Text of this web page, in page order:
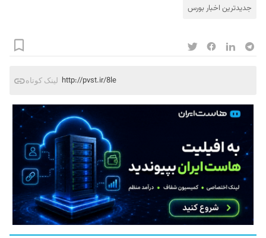
جدیدترین اخبار بورس
لینک کوتاه http://pvst.ir/8le